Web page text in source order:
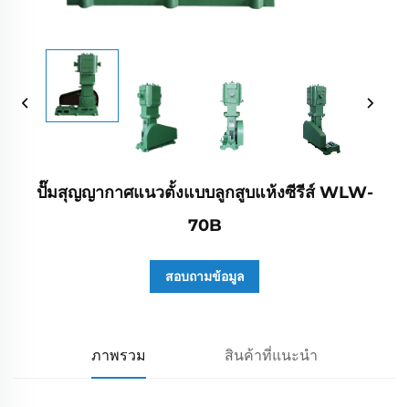
ปั๊มสุญญากาศแนวตั้งแบบลูกสูบแห้งซีรีส์ WLW-
70B
สอบถามข้อมูล
ภาพรวม สินค้าที่แนะนำ